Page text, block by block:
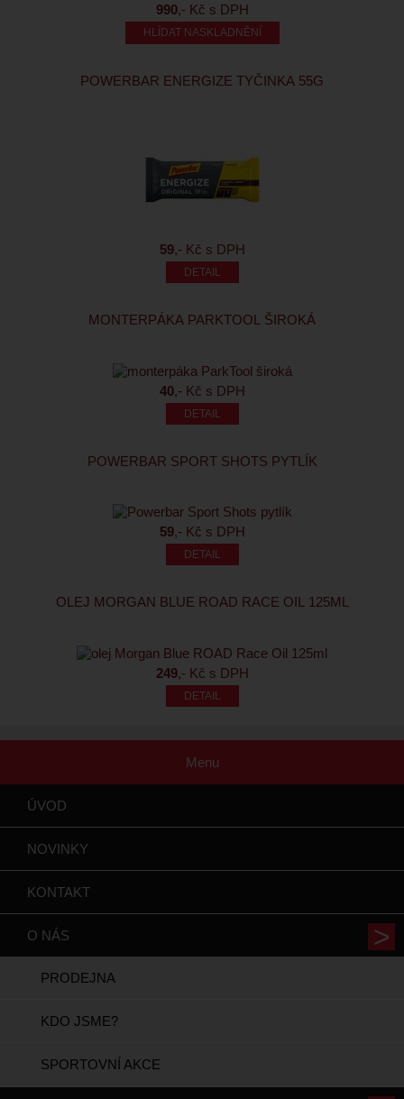
990,- Kč s DPH
HLÍDAT NASKLADNĚNÍ
POWERBAR ENERGIZE TYČINKA 55G
59,- Kč s DPH
MONTERPÁKA PARKTOOL ŠIROKÁ
40,- Kč s DPH
POWERBAR SPORT SHOTS PYTLÍK
59,- Kč s DPH
OLEJ MORGAN BLUE ROAD RACE OIL 125ML
249,- Kč s DPH
Menu
ÚVOD
NOVINKY
KONTAKT
O NÁS
PRODEJNA
KDO JSME?
SPORTOVNÍ AKCE